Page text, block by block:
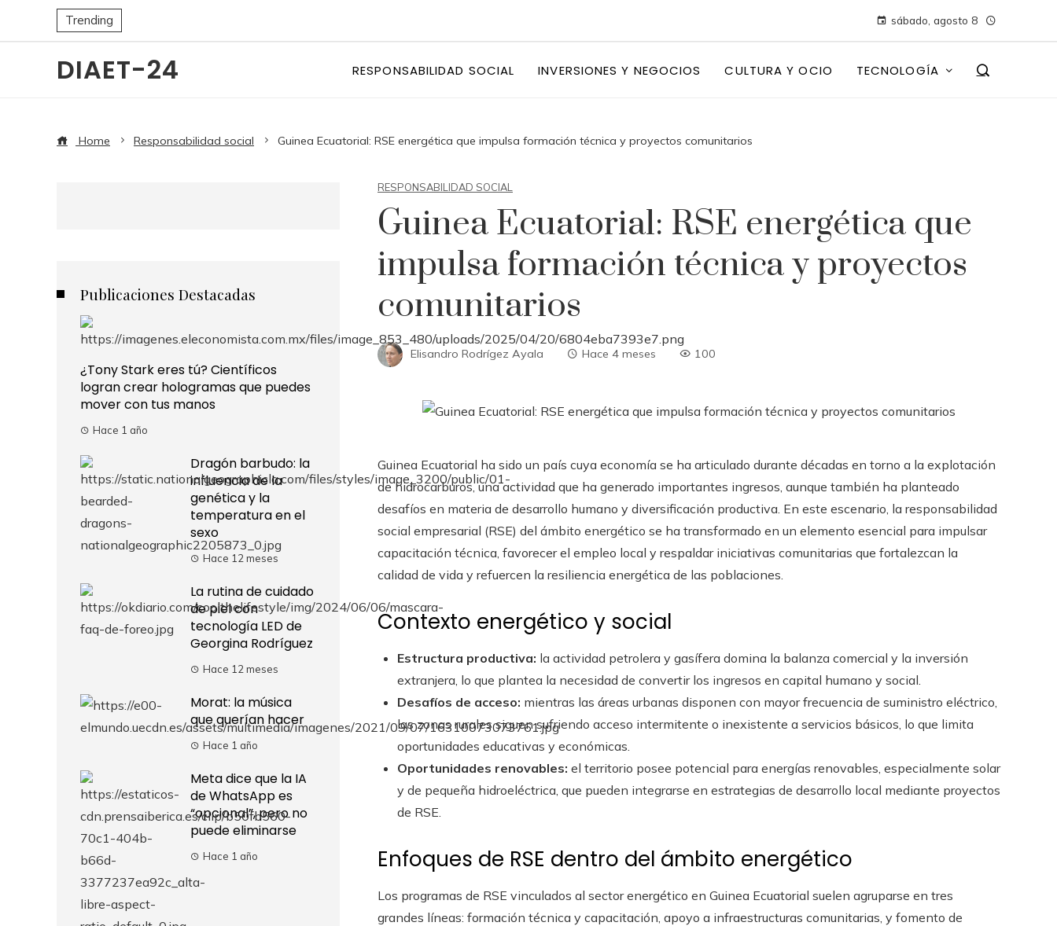
Trending sábado, agosto 8
DIAET-24 RESPONSABILIDAD SOCIAL INVERSIONES Y NEGOCIOS CULTURA Y OCIO TECNOLOGÍA
Home Responsabilidad social Guinea Ecuatorial: RSE energética que impulsa formación técnica y proyectos comunitarios
RESPONSABILIDAD SOCIAL
Guinea Ecuatorial: RSE energética que
impulsa formación técnica y proyectos
comunitarios
Elisandro Rodrígez Ayala Hace 4 meses 100
Guinea Ecuatorial ha sido un país cuya economía se ha articulado durante décadas en torno a la explotación
de hidrocarburos, una actividad que ha generado importantes ingresos, aunque también ha planteado
desafíos en materia de desarrollo humano y diversificación productiva. En este escenario, la responsabilidad
social empresarial (RSE) del ámbito energético se ha transformado en un elemento esencial para impulsar
capacitación técnica, favorecer el empleo local y respaldar iniciativas comunitarias que fortalezcan la
calidad de vida y refuercen la resiliencia energética de las poblaciones.
Contexto energético y social
Estructura productiva: la actividad petrolera y gasífera domina la balanza comercial y la inversión
extranjera, lo que plantea la necesidad de convertir los ingresos en capital humano y social.
Desafíos de acceso: mientras las áreas urbanas disponen con mayor frecuencia de suministro eléctrico,
las zonas rurales siguen sufriendo acceso intermitente o inexistente a servicios básicos, lo que limita
oportunidades educativas y económicas.
Oportunidades renovables: el territorio posee potencial para energías renovables, especialmente solar
y de pequeña hidroeléctrica, que pueden integrarse en estrategias de desarrollo local mediante proyectos
de RSE.
Enfoques de RSE dentro del ámbito energético
Los programas de RSE vinculados al sector energético en Guinea Ecuatorial suelen agruparse en tres
grandes líneas: formación técnica y capacitación, apoyo a infraestructuras comunitarias, y fomento de
Publicaciones Destacadas
¿Tony Stark eres tú? Científicos
logran crear hologramas que puedes
mover con tus manos
Hace 1 año
Dragón barbudo: la
influencia de la
genética y la
temperatura en el
sexo
Hace 12 meses
La rutina de cuidado
de piel con
tecnología LED de
Georgina Rodríguez
Hace 12 meses
Morat: la música
que querían hacer
Hace 1 año
Meta dice que la IA
de WhatsApp es
“opcional”, pero no
puede eliminarse
Hace 1 año